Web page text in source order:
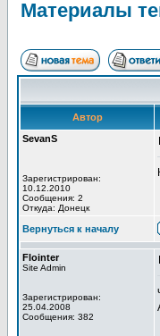
Материалы
Автор
SevanS
Зарегистрирован:
10.12.2010
Сообщения: 2
Откуда: Донецк
Вернуться к началу
Flointer
Site Admin
Зарегистрирован:
25.04.2008
Сообщения: 382